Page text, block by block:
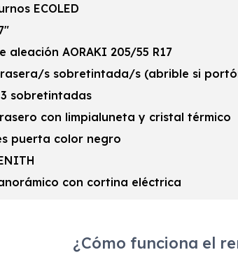
ECOLED
aleación AORAKI 205/55 R17
s sobretintada/s (abrible si
3 sobretintadas
con limpialuneta y cristal térmico
puerta color negro
con cortina eléctrica
¿Cómo funciona el